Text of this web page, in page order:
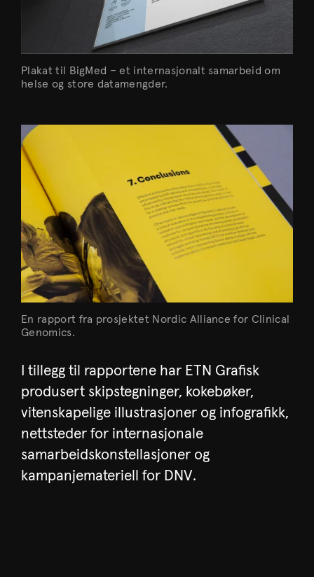
Plakat til BigMed – et internasjonalt samarbeid om
helse og store datamengder.
En rapport fra prosjektet Nordic Alliance for Clinical
Genomics.
I tillegg til rapportene har ETN Grafisk
produsert skipstegninger, kokebøker,
vitenskapelige illustrasjoner og infografikk,
nettsteder for internasjonale
samarbeidskonstellasjoner og
kampanjemateriell for DNV.